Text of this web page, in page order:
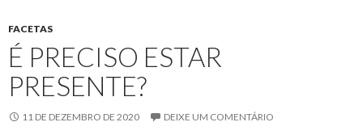
FACETAS
É PRECISO ESTAR
PRESENTE?
11 DE DEZEMBRO DE 2020 DEIXE UM COMENTÁRIO